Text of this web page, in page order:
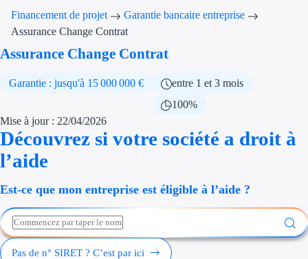
Transition
Aides RSE
Création
Cession
Financement de projet
Garantie bancaire entreprise
Assurance Change Contrat
Assurance Change Contrat
Garantie : jusqu'à 15 000 000 €
entre 1 et 3 mois
100%
Mise à jour : 22/04/2026
Découvrez si votre société a droit à
l’aide
Est-ce que mon entreprise est éligible à l’aide ?
Pas de n° SIRET ? C’est par ici